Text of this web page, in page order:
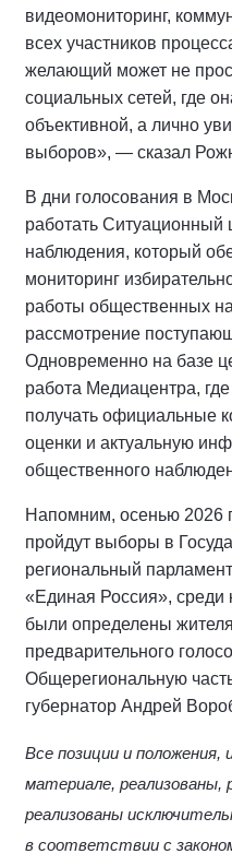
видеомониторинг,
всех участников
желающий может не
социальных сетей, где
объективной, а лично
выборов», — сказал
В дни голосования в
работать Ситуационный
наблюдения, который
мониторинг
работы общественных
рассмотрение
Одновременно на базе
работа Медиацентра,
получать официальные
оценки и актуальную
общественного
Напомним, осенью 2026
пройдут выборы в
региональный
«Единая Россия», среди
были определены
предварительного
Общерегиональную
губернатор Андрей
Все позиции и
материале, реализованы,
реализованы
в соответствии с